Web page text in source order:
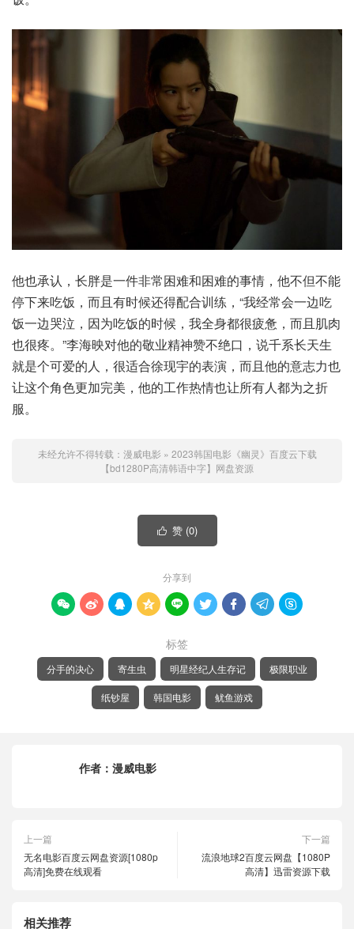
他也承认，长胖是一件非常困难和困难的事情，他不但不能
停下来吃饭，而且有时候还得配合训练，“我经常会一边吃
饭一边哭泣，因为吃饭的时候，我全身都很疲惫，而且肌肉
也很疼。”李海映对他的敬业精神赞不绝口，说千系长天生
就是个可爱的人，很适合徐现宇的表演，而且他的意志力也
让这个角色更加完美，他的工作热情也让所有人都为之折
服。
未经允许不得转载： 漫威电影 » 2023韩国电影《幽灵》百度云下载
【bd1280P高清韩语中字】网盘资源
 赞 (0)
分享到
        
标签
分手的决心 寄生虫 明星经纪人生存记 极限职业
纸钞屋 韩国电影 鱿鱼游戏
作者： 漫威电影
上一篇
无名电影百度云网盘资源[1080p
高清]免费在线观看
下一篇
流浪地球2百度云网盘【1080P
高清】迅雷资源下载
相关推荐